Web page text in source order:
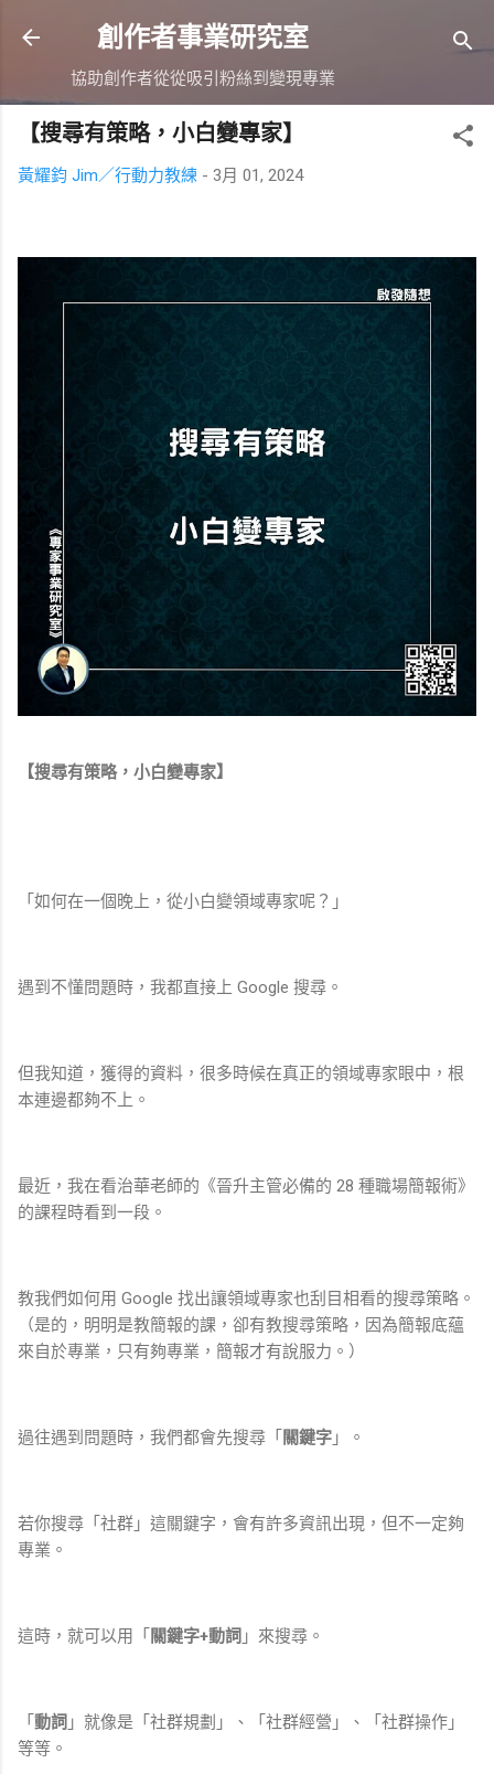
跳到主要內容
創作者事業研究室
協助創作者從從吸引粉絲到變現專業
【搜尋有策略，小白變專家】
黃耀鈞 Jim／行動力教練 - 3月 01, 2024
【搜尋有策略，小白變專家】
「如何在一個晚上，從小白變領域專家呢？」
遇到不懂問題時，我都直接上 Google 搜尋。
但我知道，獲得的資料，很多時候在真正的領域專家眼中，根
本連邊都夠不上。
最近，我在看治華老師的《晉升主管必備的 28 種職場簡報術》
的課程時看到一段。
教我們如何用 Google 找出讓領域專家也刮目相看的搜尋策略。
（是的，明明是教簡報的課，卻有教搜尋策略，因為簡報底蘊
來自於專業，只有夠專業，簡報才有說服力。）
過往遇到問題時，我們都會先搜尋「 關鍵字 」。
若你搜尋「社群」這關鍵字，會有許多資訊出現，但不一定夠
專業。
這時，就可以用「 關鍵字+動詞 」來搜尋。
「 動詞 」就像是「社群規劃」、「社群經營」、「社群操作」
等等。